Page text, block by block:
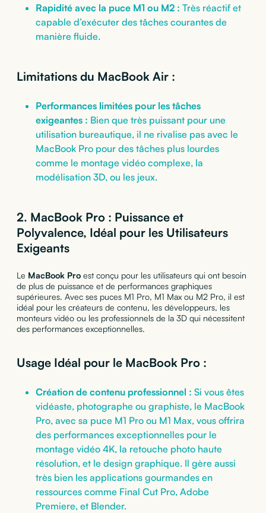
Rapidité avec la puce M1 ou M2 : Très réactif et
capable d’exécuter des tâches courantes de
manière fluide.
Limitations du MacBook Air :
Performances limitées pour les tâches
exigeantes : Bien que très puissant pour une
utilisation bureautique, il ne rivalise pas avec le
MacBook Pro pour des tâches plus lourdes
comme le montage vidéo complexe, la
modélisation 3D, ou les jeux.
2. MacBook Pro : Puissance et
Polyvalence, Idéal pour les Utilisateurs
Exigeants
Le MacBook Proest conçu pour les utilisateurs qui ont besoin
de plus de puissance et de performances graphiques
supérieures. Avec ses puces M1 Pro, M1 Max ou M2 Pro, il est
idéal pour les créateurs de contenu, les développeurs, les
monteurs vidéo ou les professionnels de la 3D qui nécessitent
des performances exceptionnelles.
Usage Idéal pour le MacBook Pro :
Création de contenu professionnel : Si vous êtes
vidéaste, photographe ou graphiste, le MacBook
Pro, avec sa puce M1 Pro ou M1 Max, vous offrira
des performances exceptionnelles pour le
montage vidéo 4K, la retouche photo haute
résolution, et le design graphique. Il gère aussi
très bien les applications gourmandes en
ressources comme Final Cut Pro, Adobe
Premiere, et Blender.